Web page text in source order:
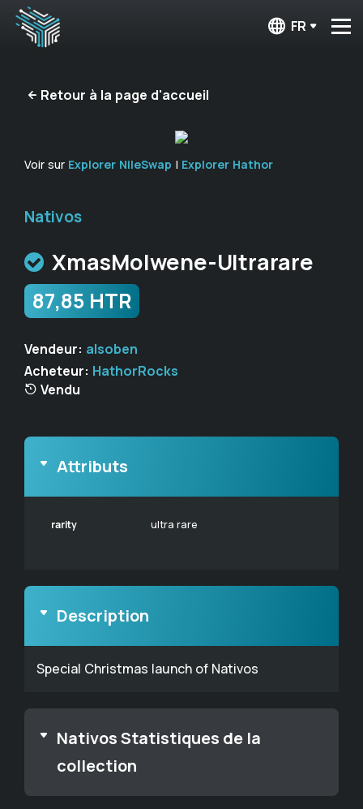
FR
Retour à la page d'accueil
Voir sur Explorer NileSwap | Explorer Hathor
Nativos
XmasMolwene-Ultrarare
87,85 HTR
Vendeur: alsoben
Acheteur: HathorRocks
Vendu
Attributs
rarity ultra rare
Description
Special Christmas launch of Nativos
Nativos Statistiques de la
collection